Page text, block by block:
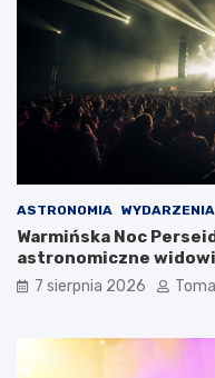
ASTRONOMIA WYDARZENIA
Warmińska Noc
astronomiczne
7 sierpnia 2026